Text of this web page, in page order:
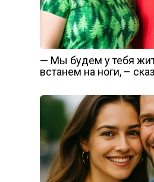
— Мы будем у тебя
встанем на ноги, –